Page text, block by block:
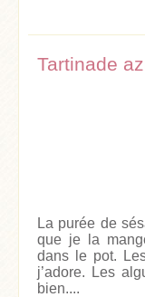
Tartinade
La purée de
que je la
dans le pot.
j’adore. Les
bien....